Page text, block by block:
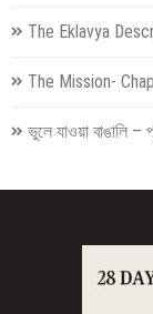
The Eklavya
The Mission-
ভুলে যাওয়া বাঙালি